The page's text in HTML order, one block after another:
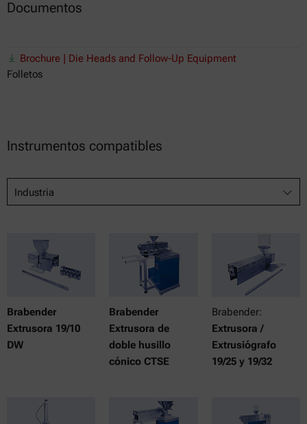
Documentos
Brochure | Die Heads and Follow-Up Equipment
Folletos
Instrumentos compatibles
Industria
Brabender
Extrusora 19/10
DW
Brabender
Extrusora de
doble husillo
cónico CTSE
Brabender:
Extrusora /
Extrusiógrafo
19/25 y 19/32